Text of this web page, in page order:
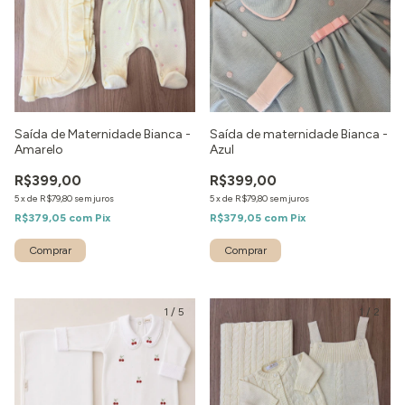
Saída de Maternidade Bianca -
Amarelo
R$399,00
5xde R$79,80 sem juros
R$379,05 com Pix
Comprar
Saída de maternidade Bianca -
Azul
R$399,00
5xde R$79,80 sem juros
R$379,05 com Pix
Comprar
1 / 5 1 / 2